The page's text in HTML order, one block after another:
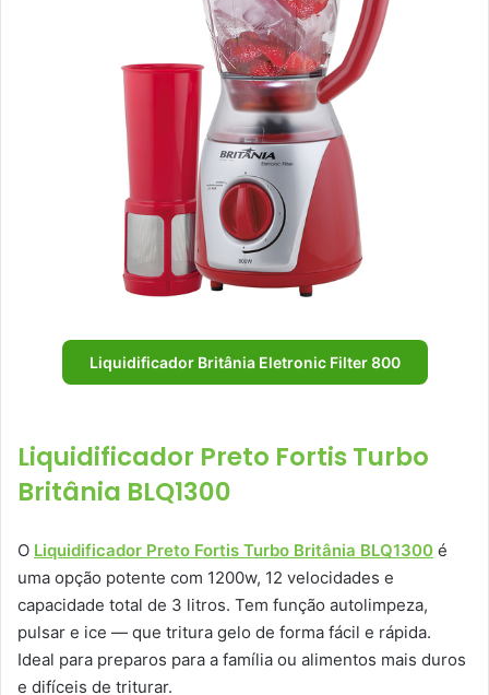
Liquidificador Britânia Eletronic Filter 800
Liquidificador Preto Fortis Turbo
Britânia BLQ1300
O Liquidificador Preto Fortis Turbo Britânia BLQ1300 é
uma opção potente com 1200w, 12 velocidades e
capacidade total de 3 litros. Tem função autolimpeza,
pulsar e ice — que tritura gelo de forma fácil e rápida.
Ideal para preparos para a família ou alimentos mais duros
e difíceis de triturar.